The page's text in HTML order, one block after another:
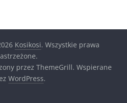
Kosikosi. Wszystkie prawa
przez ThemeGrill. Wspierane
WordPress.